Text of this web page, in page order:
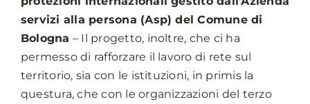
servizi alla persona (Asp) del Comune di
Bologna – Il progetto, inoltre, che ci ha
permesso di rafforzare il lavoro di rete sul
territorio, sia con le istituzioni, in primis la
questura, che con le organizzazioni del terzo